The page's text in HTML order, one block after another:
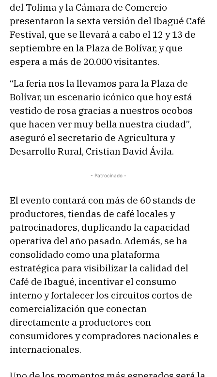
del Tolima y la Cámara de Comercio
presentaron la sexta versión del Ibagué Café
Festival, que se llevará a cabo el 12 y 13 de
septiembre en la Plaza de Bolívar, y que
espera a más de 20.000 visitantes.
“La feria nos la llevamos para la Plaza de
Bolívar, un escenario icónico que hoy está
vestido de rosa gracias a nuestros ocobos
que hacen ver muy bella nuestra ciudad”,
aseguró el secretario de Agricultura y
Desarrollo Rural, Cristian David Ávila.
- Patrocinado -
El evento contará con más de 60 stands de
productores, tiendas de café locales y
patrocinadores, duplicando la capacidad
operativa del año pasado. Además, se ha
consolidado como una plataforma
estratégica para visibilizar la calidad del
Café de Ibagué, incentivar el consumo
interno y fortalecer los circuitos cortos de
comercialización que conectan
directamente a productores con
consumidores y compradores nacionales e
internacionales.